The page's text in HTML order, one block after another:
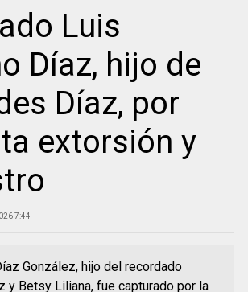
Luis
Díaz, hijo de
Díaz, por
extorsión y
7:44
González, hijo del recordado
y Betsy Liliana, fue capturado por la